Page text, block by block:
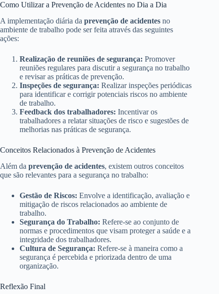
Como Utilizar a Prevenção de Acidentes no Dia a Dia
A implementação diária da prevenção de acidentes no
ambiente de trabalho pode ser feita através das seguintes
ações:
Realização de reuniões de segurança: Promover
reuniões regulares para discutir a segurança no trabalho
e revisar as práticas de prevenção.
Inspeções de segurança: Realizar inspeções periódicas
para identificar e corrigir potenciais riscos no ambiente
de trabalho.
Feedback dos trabalhadores: Incentivar os
trabalhadores a relatar situações de risco e sugestões de
melhorias nas práticas de segurança.
Conceitos Relacionados à Prevenção de Acidentes
Além da prevenção de acidentes, existem outros conceitos
que são relevantes para a segurança no trabalho:
Gestão de Riscos: Envolve a identificação, avaliação e
mitigação de riscos relacionados ao ambiente de
trabalho.
Segurança do Trabalho: Refere-se ao conjunto de
normas e procedimentos que visam proteger a saúde e a
integridade dos trabalhadores.
Cultura de Segurança: Refere-se à maneira como a
segurança é percebida e priorizada dentro de uma
organização.
Reflexão Final